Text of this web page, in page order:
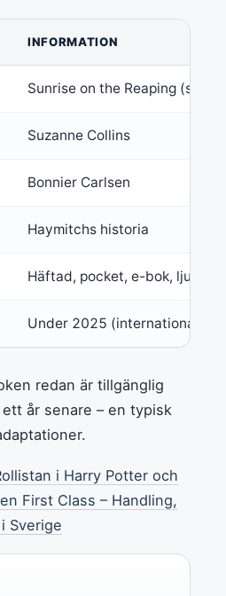
INFORMATION
Sunrise on the Reaping
Suzanne Collins
Bonnier Carlsen
Haymitchs historia
Häftad, pocket, e-bok, ljudbok
Under 2025 (international),
redan är tillgänglig
år senare – en typisk
i Harry Potter och
First Class – Handling,
Sverige